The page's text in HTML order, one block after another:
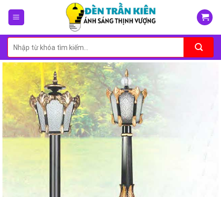
Tìm
kiếm: